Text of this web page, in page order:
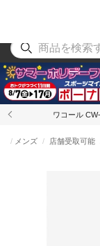
ワコール
メンズ 店舗受取可能